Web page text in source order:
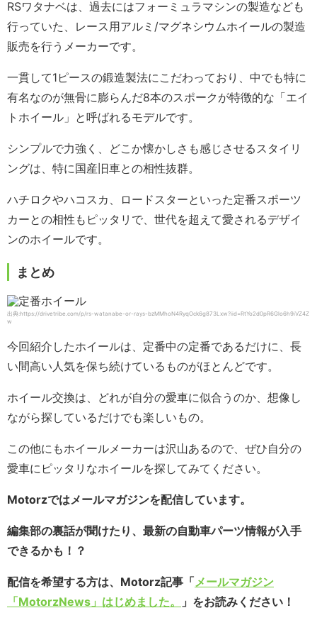
RSワタナベは、過去にはフォーミュラマシンの製造なども
行っていた、レース用アルミ/マグネシウムホイールの製造
販売を行うメーカーです。
一貫して1ピースの鍛造製法にこだわっており、中でも特に
有名なのが無骨に膨らんだ8本のスポークが特徴的な「エイ
トホイール」と呼ばれるモデルです。
シンプルで力強く、どこか懐かしさも感じさせるスタイリ
ングは、特に国産旧車との相性抜群。
ハチロクやハコスカ、ロードスターといった定番スポーツ
カーとの相性もピッタリで、世代を超えて愛されるデザイ
ンのホイールです。
まとめ
出典:https://drivetribe.com/p/rs-watanabe-or-rays-bzMMhoN4RyqOck6g873Lxw?iid=RtYo2d0pR6Glo6h9iVZ4Z
w
今回紹介したホイールは、定番中の定番であるだけに、長
い間高い人気を保ち続けているものがほとんどです。
ホイール交換は、どれが自分の愛車に似合うのか、想像し
ながら探しているだけでも楽しいもの。
この他にもホイールメーカーは沢山あるので、ぜひ自分の
愛車にピッタリなホイールを探してみてください。
Motorzではメールマガジンを配信しています。
編集部の裏話が聞けたり、最新の自動車パーツ情報が入手
できるかも！？
配信を希望する方は、Motorz記事「メールマガジン
「MotorzNews」はじめました。
」をお読みください！